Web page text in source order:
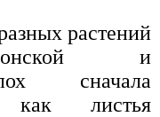
растений
и
сначала
как листья